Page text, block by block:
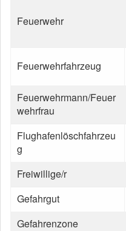
Feuerwehr
Feuerwehrfahrzeug
Feuerwehrmann/Feuer
wehrfrau
Flughafenlöschfahrzeu
g
Freiwillige/r
Gefahrgut
Gefahrenzone